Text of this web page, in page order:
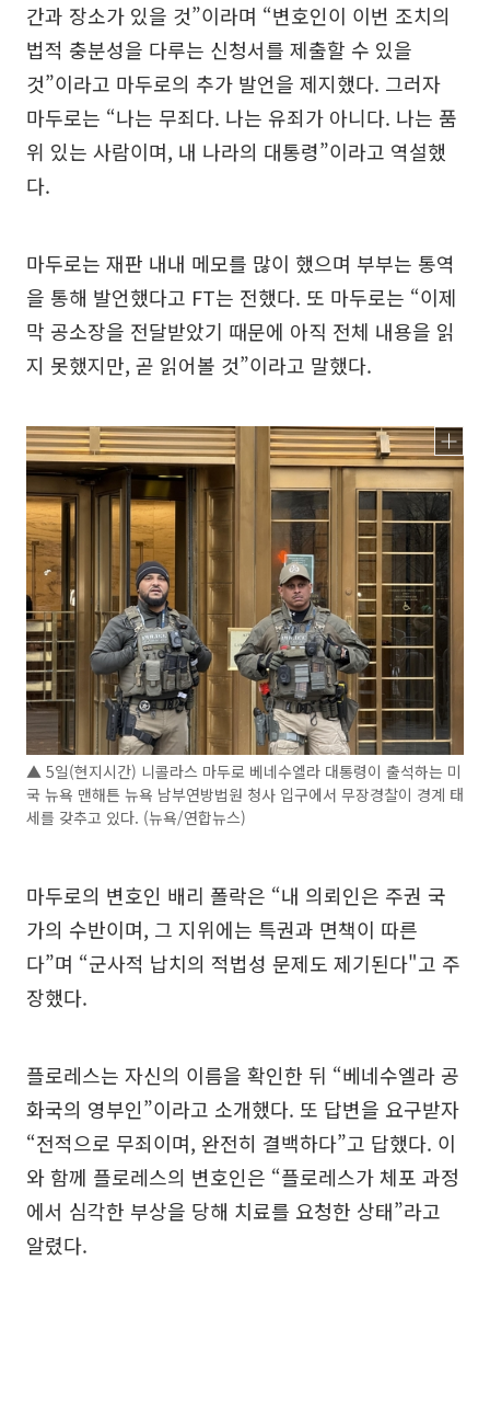
간과 장소가 있을 것”이라며 “변호인이 이번 조치의
법적 충분성을 다루는 신청서를 제출할 수 있을
것”이라고 마두로의 추가 발언을 제지했다. 그러자
마두로는 “나는 무죄다. 나는 유죄가 아니다. 나는 품
위 있는 사람이며, 내 나라의 대통령”이라고 역설했
다.
마두로는 재판 내내 메모를 많이 했으며 부부는 통역
을 통해 발언했다고 FT는 전했다. 또 마두로는 “이제
막 공소장을 전달받았기 때문에 아직 전체 내용을 읽
지 못했지만, 곧 읽어볼 것”이라고 말했다.
▲ 5일(현지시간) 니콜라스 마두로 베네수엘라 대통령이 출석하는 미
국 뉴욕 맨해튼 뉴욕 남부연방법원 청사 입구에서 무장경찰이 경계 태
세를 갖추고 있다. (뉴욕/연합뉴스)
마두로의 변호인 배리 폴락은 “내 의뢰인은 주권 국
가의 수반이며, 그 지위에는 특권과 면책이 따른
다”며 “군사적 납치의 적법성 문제도 제기된다"고 주
장했다.
플로레스는 자신의 이름을 확인한 뒤 “베네수엘라 공
화국의 영부인”이라고 소개했다. 또 답변을 요구받자
“전적으로 무죄이며, 완전히 결백하다”고 답했다. 이
와 함께 플로레스의 변호인은 “플로레스가 체포 과정
에서 심각한 부상을 당해 치료를 요청한 상태”라고
알렸다.